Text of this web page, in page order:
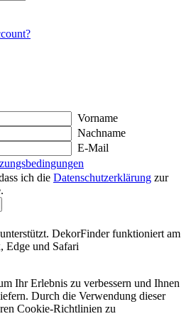
Vorname
Nachname
E-Mail
ich die Datenschutzerklärung zur
DekorFinder funktioniert am
Edge und Safari
Ihr Erlebnis zu verbessern und Ihnen
Durch die Verwendung dieser
Cookie-Richtlinien zu